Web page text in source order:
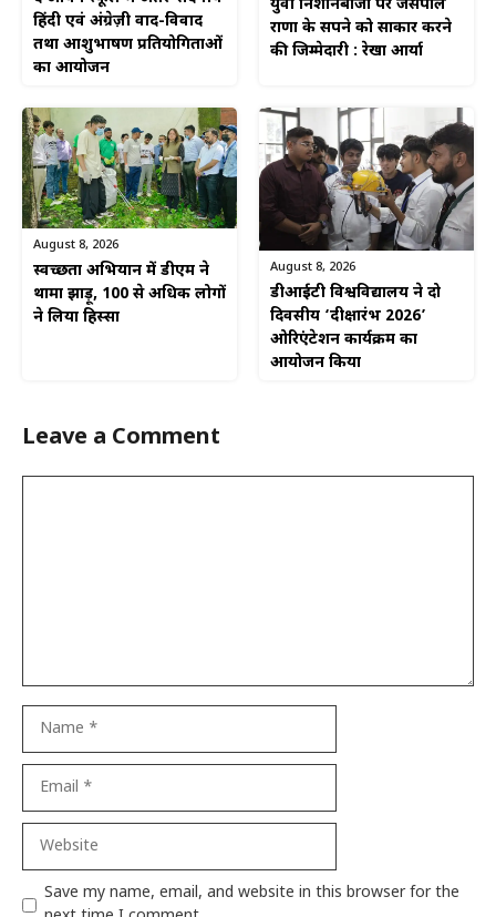
हिंदी एवं अंग्रेज़ी वाद-विवाद
तथा आशुभाषण प्रतियोगिताओं
का आयोजन
युवा निशानेबाजों पर जसपाल
राणा के सपने को साकार करने
की जिम्मेदारी : रेखा आर्या
August 8, 2026
स्वच्छता अभियान में डीएम ने
थामा झाड़ू, 100 से अधिक लोगों
ने लिया हिस्सा
August 8, 2026
डीआईटी विश्वविद्यालय ने दो
दिवसीय ‘दीक्षारंभ 2026’
ओरिएंटेशन कार्यक्रम का
आयोजन किया
Leave a Comment
Website
Save my name, email, and website in this browser for the